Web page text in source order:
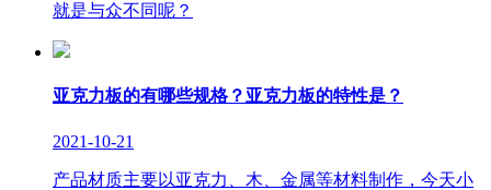
就是与众不同呢？
亚克力板的有哪些规格？亚克力板的特性是？
2021-10-21
产品材质主要以亚克力、木、金属等材料制作，今天小